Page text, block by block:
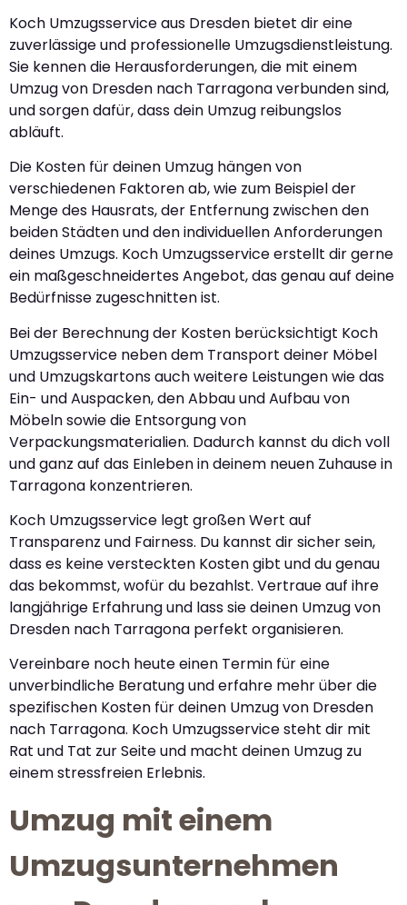
Koch Umzugsservice aus Dresden bietet dir eine
zuverlässige und professionelle Umzugsdienstleistung.
Sie kennen die Herausforderungen, die mit einem
Umzug von Dresden nach Tarragona verbunden sind,
und sorgen dafür, dass dein Umzug reibungslos
abläuft.
Die Kosten für deinen Umzug hängen von
verschiedenen Faktoren ab, wie zum Beispiel der
Menge des Hausrats, der Entfernung zwischen den
beiden Städten und den individuellen Anforderungen
deines Umzugs. Koch Umzugsservice erstellt dir gerne
ein maßgeschneidertes Angebot, das genau auf deine
Bedürfnisse zugeschnitten ist.
Bei der Berechnung der Kosten berücksichtigt Koch
Umzugsservice neben dem Transport deiner Möbel
und Umzugskartons auch weitere Leistungen wie das
Ein- und Auspacken, den Abbau und Aufbau von
Möbeln sowie die Entsorgung von
Verpackungsmaterialien. Dadurch kannst du dich voll
und ganz auf das Einleben in deinem neuen Zuhause in
Tarragona konzentrieren.
Koch Umzugsservice legt großen Wert auf
Transparenz und Fairness. Du kannst dir sicher sein,
dass es keine versteckten Kosten gibt und du genau
das bekommst, wofür du bezahlst. Vertraue auf ihre
langjährige Erfahrung und lass sie deinen Umzug von
Dresden nach Tarragona perfekt organisieren.
Vereinbare noch heute einen Termin für eine
unverbindliche Beratung und erfahre mehr über die
spezifischen Kosten für deinen Umzug von Dresden
nach Tarragona. Koch Umzugsservice steht dir mit
Rat und Tat zur Seite und macht deinen Umzug zu
einem stressfreien Erlebnis.
Umzug mit einem
Umzugsunternehmen